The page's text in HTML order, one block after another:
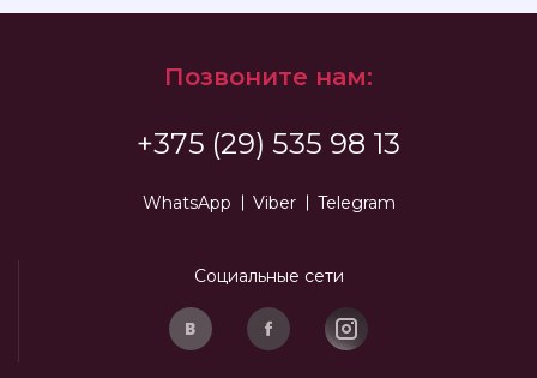
Позвоните нам:
+375 (29) 535 98 13
WhatsApp Viber Telegram
Социальные сети